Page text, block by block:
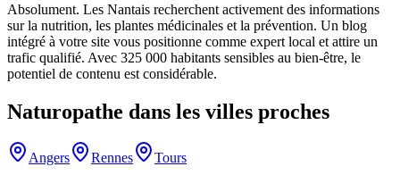
Absolument. Les Nantais recherchent activement des informations
sur la nutrition, les plantes médicinales et la prévention. Un blog
intégré à votre site vous positionne comme expert local et attire un
trafic qualifié. Avec 325 000 habitants sensibles au bien-être, le
potentiel de contenu est considérable.
Naturopathe dans les villes proches
Angers Rennes Tours